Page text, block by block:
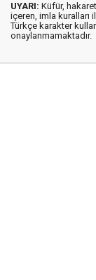
UYARI: Küfür,
içeren, imla kuralları
Türkçe karakter
onaylanmamaktadır.